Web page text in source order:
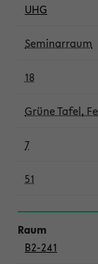
UHG
Seminarraum
18
Grüne Tafel,
7
51
B2-241